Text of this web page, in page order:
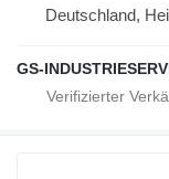
Deutschland,
GS-